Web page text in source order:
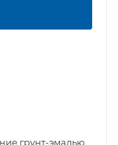
грунт-эмалью